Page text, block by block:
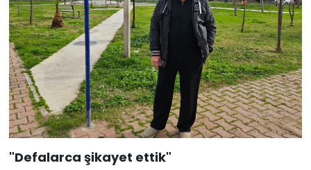
"Defalarca şikayet ettik"